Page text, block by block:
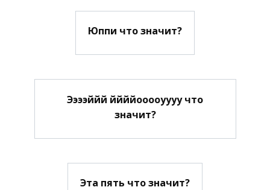
Юппи что значит?
Ээээййй ййййооооуууу что
значит?
Эта пять что значит?